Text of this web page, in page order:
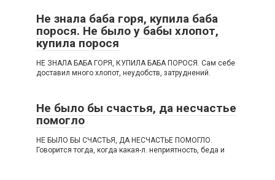
Не знала баба горя, купила баба
порося. Не было у бабы хлопот,
купила порося
НЕ ЗНАЛА БАБА ГОРЯ, КУПИЛА БАБА ПОРОСЯ. Сам себе
доставил много хлопот, неудобств, затруднений.
Не было бы счастья, да несчастье
помогло
НЕ БЫЛО БЫ СЧАСТЬЯ, ДА НЕСЧАСТЬЕ ПОМОГЛО.
Говорится тогда, когда какая-л. неприятность, беда и